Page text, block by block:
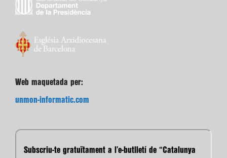
Web maquetada per:
unmon-informatic.com
Subscriu-te gratuïtament a l’e-butlletí de “Catalunya